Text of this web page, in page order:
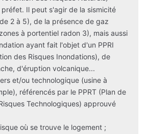
Il peut s'agir de la sismicité
2 à 5), de la présence de gaz
à portentiel radon 3), mais aussi
ayant fait l'objet d'un PPRI
des Risques Inondations), de
d'éruption volcanique...
et/ou technologique (usine à
référencés par le PPRT (Plan de
Technologiques) approuvé
où se trouve le logement ;